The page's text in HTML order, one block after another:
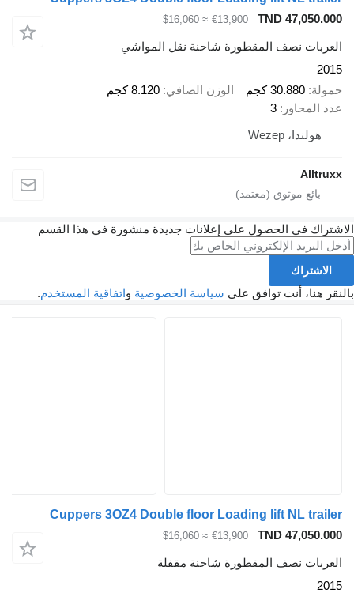
TND 47,050.000
€13,900
≈ $16,060
العربات نصف المقطورة شاحنة نقل المواشي
2015
حمولة 30.880 كجم الوزن الصافي 8.120 كجم
عدد المحاور
3
هولندا، Wezep
Alltruxx
في الحصول على إعلانات جديدة منشورة في هذا القسم
الاشتراك
هنا، أنت توافق على سياسة الخصوصيةواتفاقية المستخدم.
Cuppers 3OZ4 Double floor Loading lift NL trailer
TND 47,050.000
€13,900
≈ $16,060
العربات نصف المقطورة شاحنة مقفلة
2015